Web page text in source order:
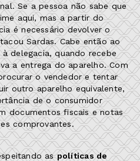
Se a pessoa não sabe que
aqui, mas a partir do
é necessário devolver o
Sardas. Cabe então ao
delegacia, quando recebe
a entrega do aparelho. Com
o vendedor e tentar
outro aparelho equivalente,
de o consumidor
documentos fiscais e notas
comprovantes.
aspolíticas de